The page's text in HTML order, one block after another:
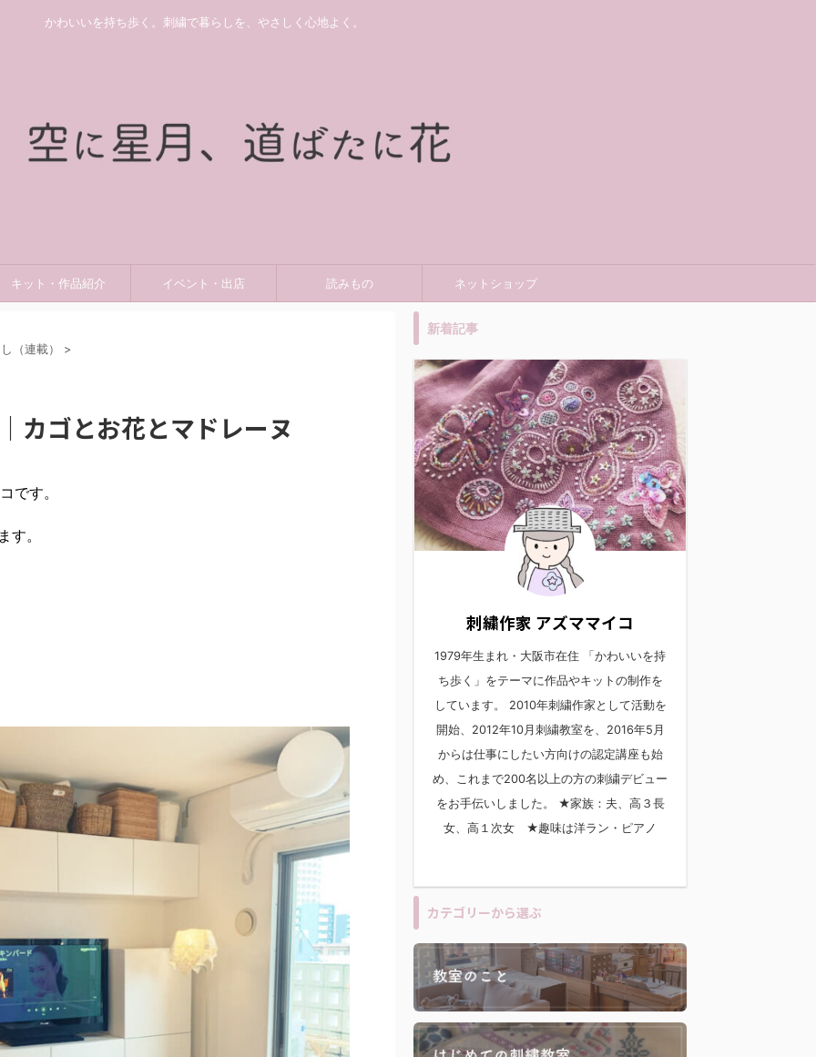
かわいいを持ち歩く。刺繍で暮らしを、やさしく心地よく。
キット・作品紹介 イベント・出店 読みもの ネットショップ
（連載） >
カゴとお花とマドレーヌ
です。
す。
新着記事
刺繍作家 アズママイコ
1979年生まれ・大阪市在住 「かわいいを持
ち歩く」をテーマに作品やキットの制作を
しています。 2010年刺繍作家として活動を
開始、2012年10月刺繍教室を、2016年5月
からは仕事にしたい方向けの認定講座も始
め、これまで200名以上の方の刺繍デビュー
をお手伝いしました。 ★家族：夫、高３長
女、高１次女 ★趣味は洋ラン・ピアノ
カテゴリーから選ぶ